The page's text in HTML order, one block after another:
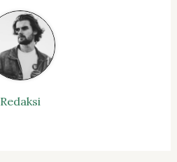
Redaksi